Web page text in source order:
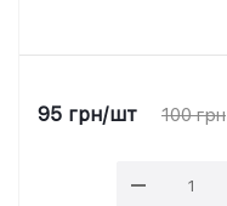
95 грн/шт 100грн